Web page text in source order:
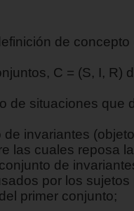
de
C = (S, I, R)
de situaciones que
de invariantes
las cuales reposa
de
por los
primer conjunto;